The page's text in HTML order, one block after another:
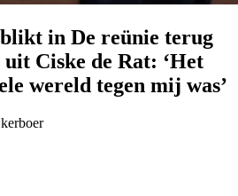
in De reünie terug
uit Ciske de Rat: ‘Het
wereld tegen mij was’